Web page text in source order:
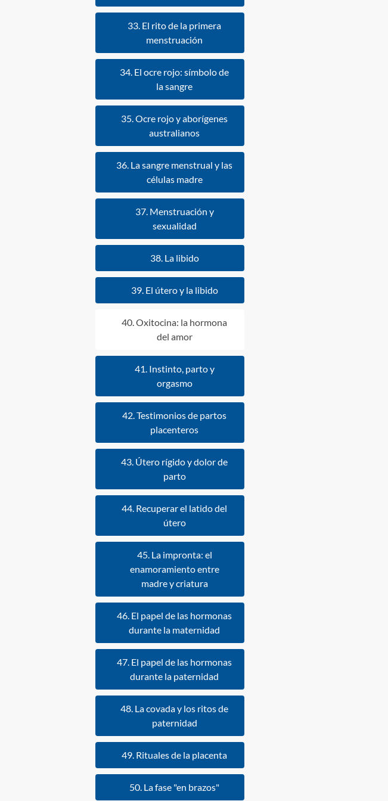
33. El rito de la primera
menstruación
34. El ocre rojo: símbolo de
la sangre
35. Ocre rojo y aborígenes
australianos
36. La sangre menstrual y las
células madre
37. Menstruación y
sexualidad
38. La libido
39. El útero y la libido
40. Oxitocina: la hormona
del amor
41. Instinto, parto y
orgasmo
42. Testimonios de partos
placenteros
43. Útero rígido y dolor de
parto
44. Recuperar el latido del
útero
45. La impronta: el
enamoramiento entre
madre y criatura
46. El papel de las hormonas
durante la maternidad
47. El papel de las hormonas
durante la paternidad
48. La covada y los ritos de
paternidad
49. Rituales de la placenta
50. La fase "en brazos"